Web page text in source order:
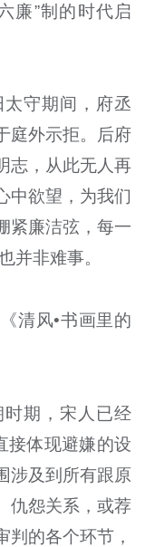
廉”制的时代启
守期间，府丞
庭外示拒。后府
志，从此无人再
中欲望，为我们
紧廉洁弦，每一
并非难事。
清风•书画里的
期，宋人已经
接体现避嫌的设
涉及到所有跟原
仇怨关系，或荐
判的各个环节，